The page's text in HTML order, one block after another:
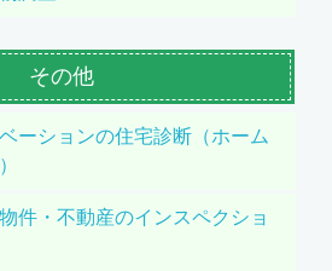
その他
ーションの住宅診断（ホーム
件・不動産のインスペクショ